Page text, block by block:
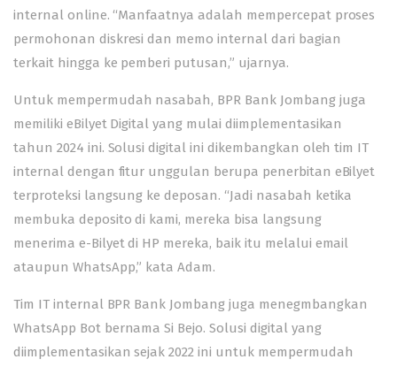
internal online. “Manfaatnya adalah mempercepat proses
permohonan diskresi dan memo internal dari bagian
terkait hingga ke pemberi putusan,” ujarnya.
Untuk mempermudah nasabah, BPR Bank Jombang juga
memiliki eBilyet Digital yang mulai diimplementasikan
tahun 2024 ini. Solusi digital ini dikembangkan oleh tim IT
internal dengan fitur unggulan berupa penerbitan eBilyet
terproteksi langsung ke deposan. “Jadi nasabah ketika
membuka deposito di kami, mereka bisa langsung
menerima e-Bilyet di HP mereka, baik itu melalui email
ataupun WhatsApp,” kata Adam.
Tim IT internal BPR Bank Jombang juga menegmbangkan
WhatsApp Bot bernama Si Bejo. Solusi digital yang
diimplementasikan sejak 2022 ini untuk mempermudah